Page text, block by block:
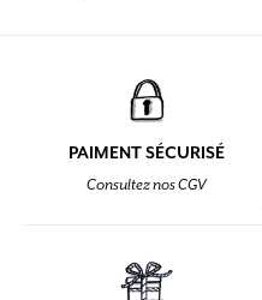
PAIMENT SÉCURISÉ
Consultez nos CGV